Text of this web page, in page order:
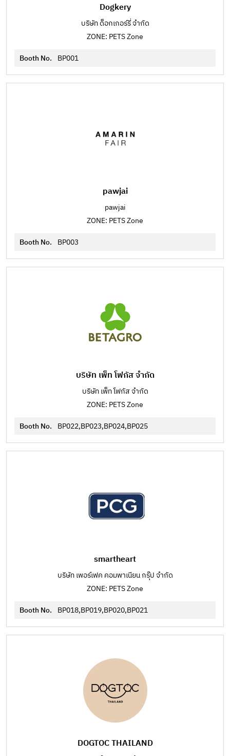
Dogkery
บริษัท ด็อกเกอร์รี่ จำกัด
ZONE: PETS Zone
Booth No. BP001
pawjai
pawjai
ZONE: PETS Zone
Booth No. BP003
บริษัท เพ็ท โฟกัส จำกัด
บริษัท เพ็ท โฟกัส จำกัด
ZONE: PETS Zone
Booth No. BP022,BP023,BP024,BP025
smartheart
บริษัท เพอร์เฟค คอมพาเนียน กรุ๊ป จำกัด
ZONE: PETS Zone
Booth No. BP018,BP019,BP020,BP021
DOGTOC THAILAND